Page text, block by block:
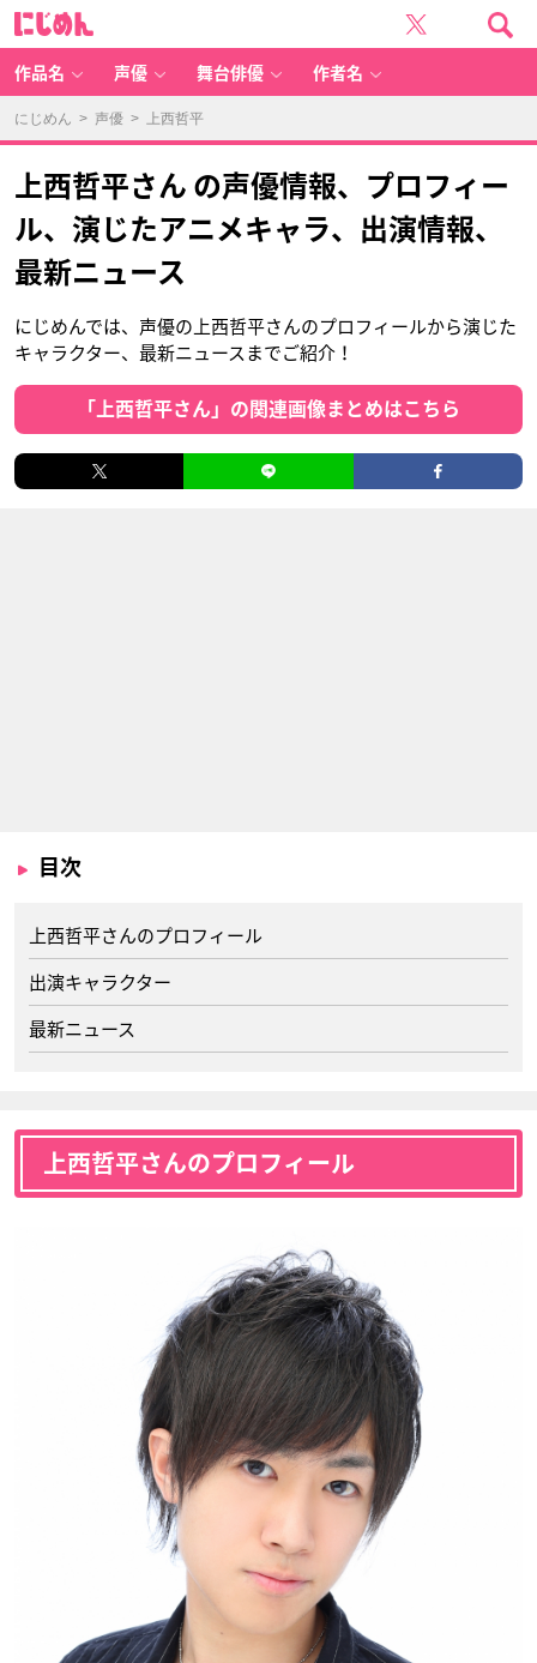
作品名 声優 舞台俳優 作者名
にじめん > 声優 > 上西哲平
上西哲平さん の声優情報、プロフィー
ル、演じたアニメキャラ、出演情報、
最新ニュース
にじめんでは、声優の上西哲平さんのプロフィールから演じた
キャラクター、最新ニュースまでご紹介！
「上西哲平さん」の関連画像まとめはこちら
目次
上西哲平さんのプロフィール
出演キャラクター
最新ニュース
上西哲平さんのプロフィール